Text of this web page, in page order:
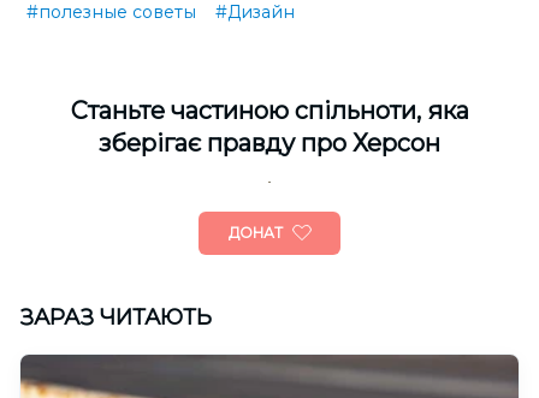
#полезные советы
#Дизайн
Cтаньте частиною спільноти, яка
зберігає правду про Херсон
ДОНАТ
ЗАРАЗ ЧИТАЮТЬ